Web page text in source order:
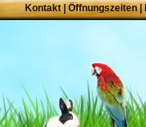
Kontakt Öffnungszeiten|